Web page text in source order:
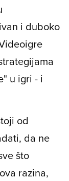
i duboko
u igri - i
od
da ne
što
razina,